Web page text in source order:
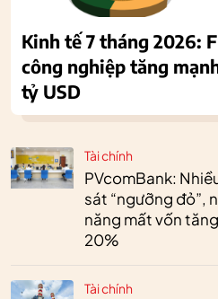
Tài chính
PVcomBank:
sát “ngưỡng đỏ”,
năng mất vốn
20%
Tài chính
Kinh tế 7 tháng 2026:
công nghiệp tăng
tỷ USD